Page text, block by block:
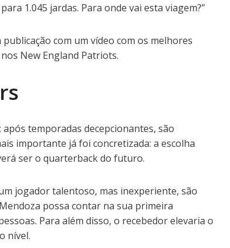
1.045 jardas. Para onde vai esta viagem?”
com um vídeo com os melhores
New England Patriots.
temporadas decepcionantes, são
importante já foi concretizada: a escolha
ser o quarterback do futuro.
jogador talentoso, mas inexperiente, são
possa contar na sua primeira
Para além disso, o recebedor elevaria o
nível.